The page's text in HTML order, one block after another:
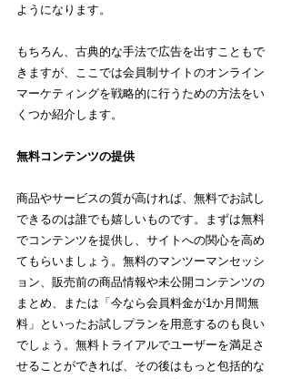
ようになります。
もちろん、古典的な手法で広告を出すこともで
きますが、ここでは会員制サイトのオンライン
マーケティングを戦略的に行うための方法をい
くつか紹介します。
無料コンテンツの提供
商品やサービスの質が高ければ、無料でお試し
できるのは誰でも嬉しいものです。まずは無料
でコンテンツを提供し、サイトへの関心を高め
てもらいましょう。無料のマンツーマンセッシ
ョン、販売前の商品情報や未公開コンテンツの
まとめ、または「今なら会員料金が1か月間無
料」といったお試しプランを用意するのも良い
でしょう。無料トライアルでユーザーを満足さ
せることができれば、その後はもっと包括的な